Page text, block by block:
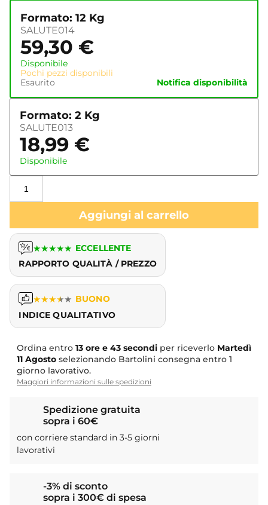
Formato: 12 Kg
SALUTE014
59,30 €
Disponibile
Pochi pezzi disponibili
Esaurito
Notifica disponibilità
Formato: 2 Kg
SALUTE013
18,99 €
Disponibile
Aggiungi al carrello
★★★★★ ECCELLENTE
RAPPORTO QUALITÀ / PREZZO
★★★★★ BUONO
INDICE QUALITATIVO
Ordina entro 13 ore e 42 secondi per riceverlo Martedì
11 Agosto selezionando Bartolini consegna entro 1
giorno lavorativo.
Maggiori informazioni sulle spedizioni
Spedizione gratuita
sopra i 60€
con corriere standard in 3-5 giorni
lavorativi
-3% di sconto
sopra i 300€ di spesa